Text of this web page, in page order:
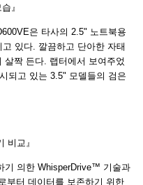
』
은 타사의 2.5" 노트북용
있다. 깔끔하고 단아한 자태
짝 든다. 랩터에서 보여주었
되고 있는 3.5" 모델들의 검은
비교』
기 의한 WhisperDrive™ 기술과
부터 데이터를 보존하기 위한